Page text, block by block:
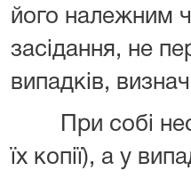
його належним
засідання, не
випадків,
При собі
їх копії), а у